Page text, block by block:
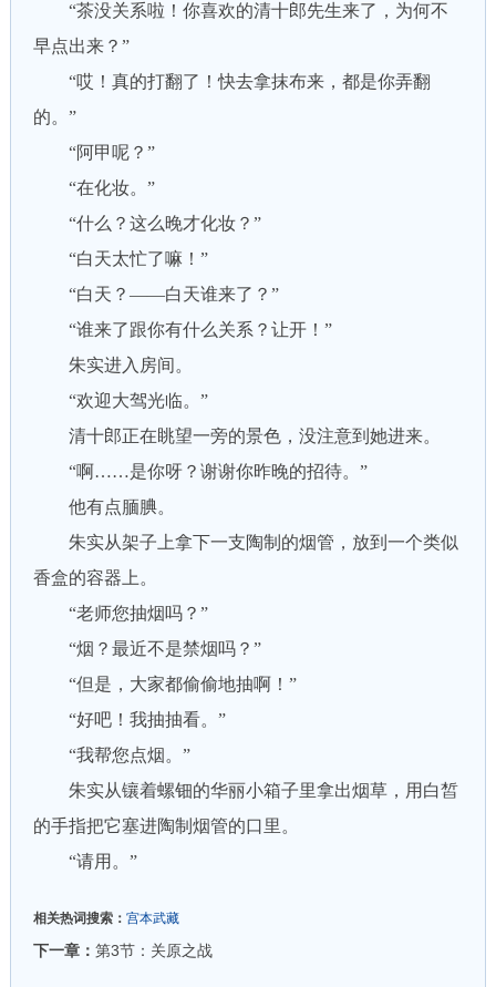
“茶没关系啦！你喜欢的清十郎先生来了，为何不
早点出来？”
“哎！真的打翻了！快去拿抹布来，都是你弄翻
的。”
“阿甲呢？”
“在化妆。”
“什么？这么晚才化妆？”
“白天太忙了嘛！”
“白天？——白天谁来了？”
“谁来了跟你有什么关系？让开！”
朱实进入房间。
“欢迎大驾光临。”
清十郎正在眺望一旁的景色，没注意到她进来。
“啊……是你呀？谢谢你昨晚的招待。”
他有点腼腆。
朱实从架子上拿下一支陶制的烟管，放到一个类似
香盒的容器上。
“老师您抽烟吗？”
“烟？最近不是禁烟吗？”
“但是，大家都偷偷地抽啊！”
“好吧！我抽抽看。”
“我帮您点烟。”
朱实从镶着螺钿的华丽小箱子里拿出烟草，用白皙
的手指把它塞进陶制烟管的口里。
“请用。”
相关热词搜索： 宫本武藏
下一章： 第3节：关原之战